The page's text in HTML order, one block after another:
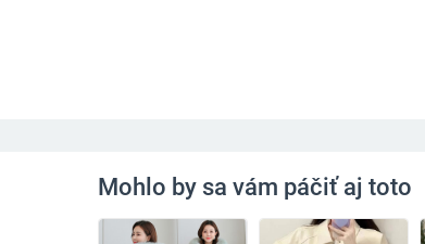
Mohlo by sa vám páčiť aj toto